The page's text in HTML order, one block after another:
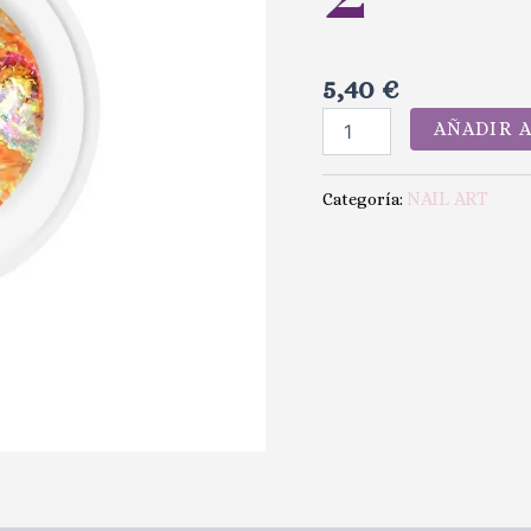
5,40 €
AÑADIR
Categoría: NAIL ART